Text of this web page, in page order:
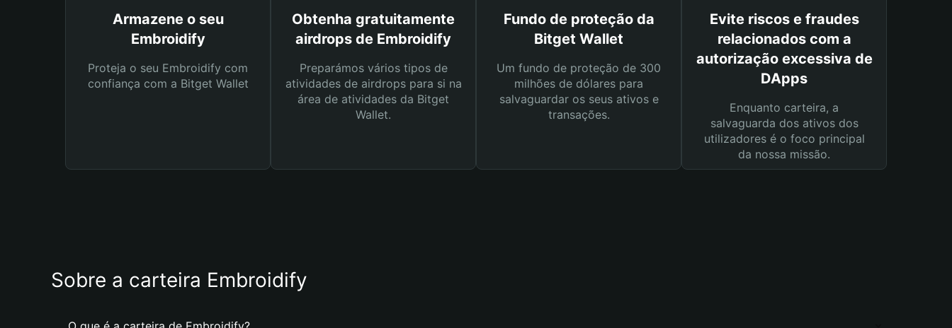
Armazene o seu
Embroidify
Proteja o seu Embroidify com
confiança com a Bitget Wallet
Obtenha gratuitamente
airdrops de Embroidify
Preparámos vários tipos de
atividades de airdrops para si na
área de atividades da Bitget
Wallet.
Fundo de proteção da
Bitget Wallet
Um fundo de proteção de 300
milhões de dólares para
salvaguardar os seus ativos e
transações.
Evite riscos e fraudes
relacionados com a
autorização excessiva de
DApps
Enquanto carteira, a
salvaguarda dos ativos dos
utilizadores é o foco principal
da nossa missão.
Sobre a carteira Embroidify